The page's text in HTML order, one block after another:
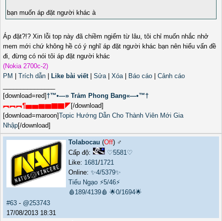
bạn muốn áp đặt người khác à
Áp đặt?!? Xin lỗi top này đã chiềm ngiểm từ lâu, tôi chỉ muốn nhắc nhở
mem mới chứ không hề có ý nghĩ áp đặt người khác bạn nên hiểu vấn đề
đi, đừng có nói tôi áp đặt người khác
(Nokia 2700c-2)
PM
Trích dẫn Like bài viết| Sửa| Xóa| Báo cáo
Cảnh cáo
[download=red]†™•—» Trảm Phong Bang«—•™†
︻︻︻¶▅▅▆▆▇▇◤ [/download]
[download=maroon]Topic Hướng Dẫn Cho Thành Viên Mới Gia
Nhập[/download]
Tolabocau (Off) ♂️
Cấp độ:
♡5581♡
Like: 1681/1721
Online: ✨4/5379✨
Tiếu Ngạo ⚡5/46⚡
🩸189/4139🩸 🌟0/1694🌟
#63 - @253743
17/08/2013 18:31